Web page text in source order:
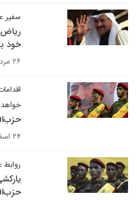
سفیر
خود
۲۶ مرداد ۱۳۹۵
۲۴ اسفند ۱۳۹۴